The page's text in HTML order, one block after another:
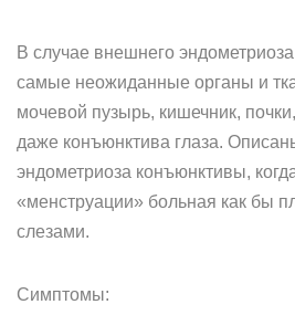
В случае внешнего
самые неожиданные органы и
мочевой пузырь, кишечник,
даже конъюнктива глаза.
эндометриоза конъюнктивы,
«менструации» больная как бы
слезами.
Симптомы: